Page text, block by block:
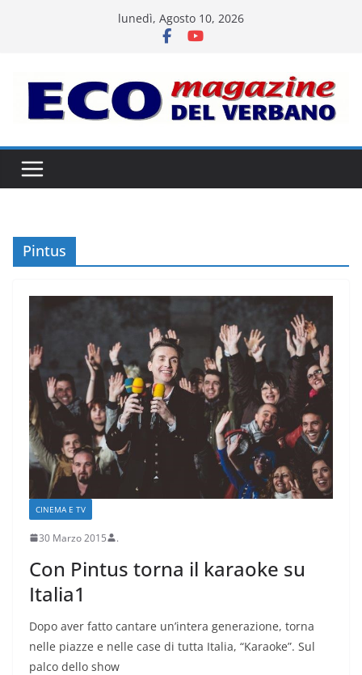
lunedì, Agosto 10, 2026
Pintus
CINEMA E TV
30 Marzo 2015 .
Con Pintus torna il karaoke su
Italia1
Dopo aver fatto cantare un’intera generazione, torna
nelle piazze e nelle case di tutta Italia, “Karaoke”. Sul
palco dello show